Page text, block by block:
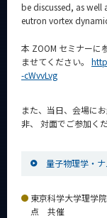
be discussed, as well
eutron vortex
本 ZOOM セミナーに
ませてください。
-cWvvLvg
また、当日、会場に
非、 対面でご参加くだ
量子物理学・
東京科学大学理学
点 共催